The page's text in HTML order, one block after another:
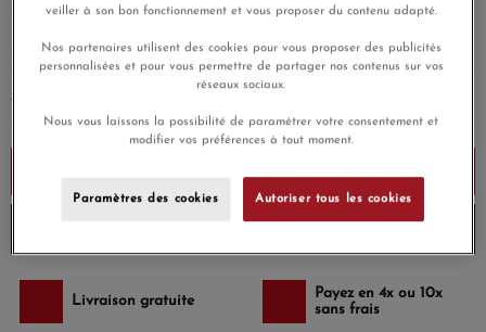
AJOUTER UNE GRAVURE
Envoi sous 6 à 8 jours
Livraison gratuite
Payez en 4x ou 10x
sans frais
veiller à son bon fonctionnement et vous proposer du contenu adapté.
Nos partenaires utilisent des cookies pour vous proposer des publicités
personnalisées et pour vous permettre de partager nos contenus sur vos
réseaux sociaux.
Nous vous laissons la possibilité de paramétrer votre consentement et
modifier vos préférences à tout moment.
Paramètres des cookies Autoriser tous les cookies